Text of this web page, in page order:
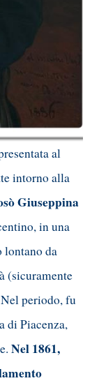
al
intorno alla
Giuseppina
in una
lontano da
(sicuramente
periodo, fu
di Piacenza,
Nel 1861,